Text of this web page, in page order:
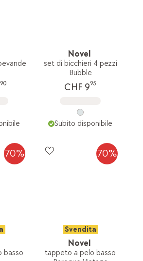
90
Novel
set di bicchieri 4 pezzi
Bubble
CHF 995
Subito disponibile
70%
basso
70%
Svendita
Novel
tappeto a pelo basso